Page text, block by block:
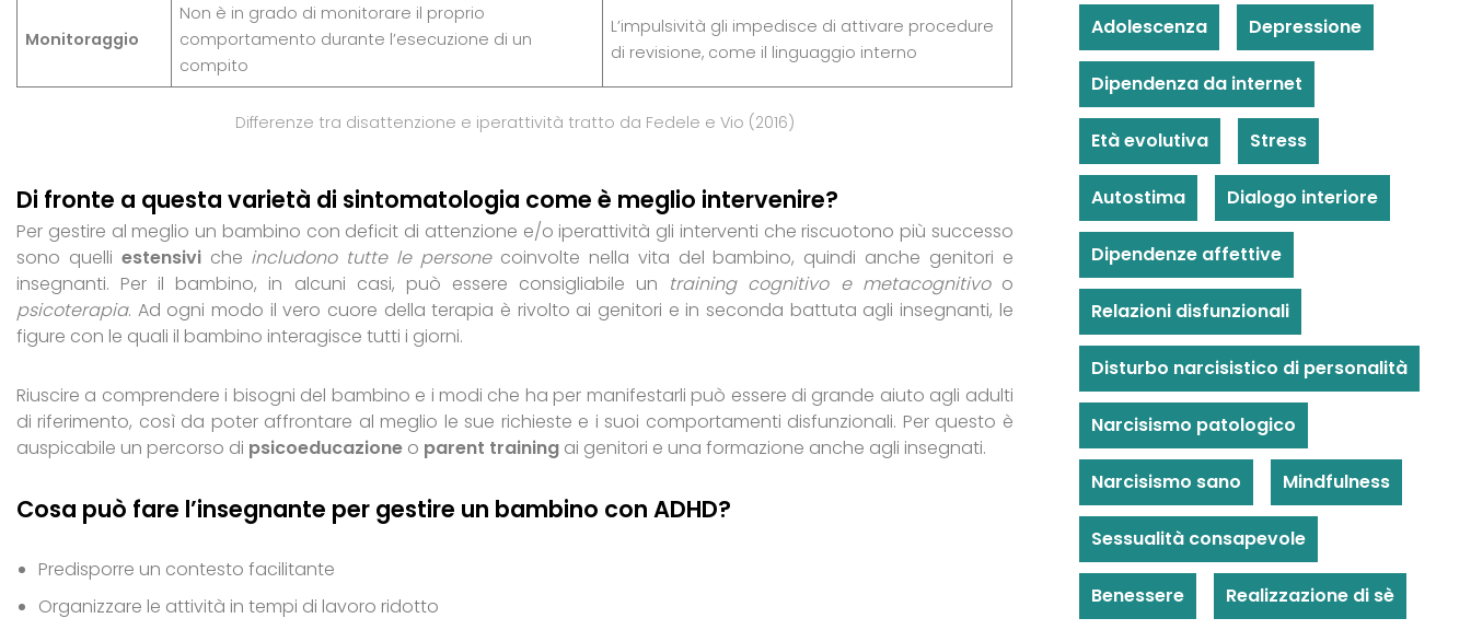
Monitoraggio
Non è in grado di monitorare il proprio
comportamento durante l’esecuzione di un
compito
L’impulsività gli impedisce di attivare procedure
di revisione, come il linguaggio interno
Differenze tra disattenzione e iperattività tratto da Fedele e Vio (2016)
Di fronte a questa varietà di sintomatologia come è meglio intervenire?
Per gestire al meglio un bambino con deficit di attenzione e/o iperattività gli interventi che riscuotono più successo
sono quelli estensivi che includono tutte le personecoinvolte nella vita del bambino, quindi anche genitori e
insegnanti. Per il bambino, in alcuni casi, può essere consigliabile un training cognitivo e metacognitivoo
psicoterapia. Ad ogni modo il vero cuore della terapia è rivolto ai genitori e in seconda battuta agli insegnanti, le
figure con le quali il bambino interagisce tutti i giorni.
Riuscire a comprendere i bisogni del bambino e i modi che ha per manifestarli può essere di grande aiuto agli adulti
di riferimento, così da poter affrontare al meglio le sue richieste e i suoi comportamenti disfunzionali. Per questo è
auspicabile un percorso di psicoeducazione o parent training ai genitori e una formazione anche agli insegnati.
Cosa può fare l’insegnante per gestire un bambino con ADHD?
Predisporre un contesto facilitante
Organizzare le attività in tempi di lavoro ridotto
Adolescenza Depressione
Dipendenza da internet
Età evolutiva Stress
Autostima Dialogo interiore
Dipendenze affettive
Relazioni disfunzionali
Disturbo narcisistico di personalità
Narcisismo patologico
Narcisismo sano Mindfulness
Sessualità consapevole
Benessere Realizzazione di sè